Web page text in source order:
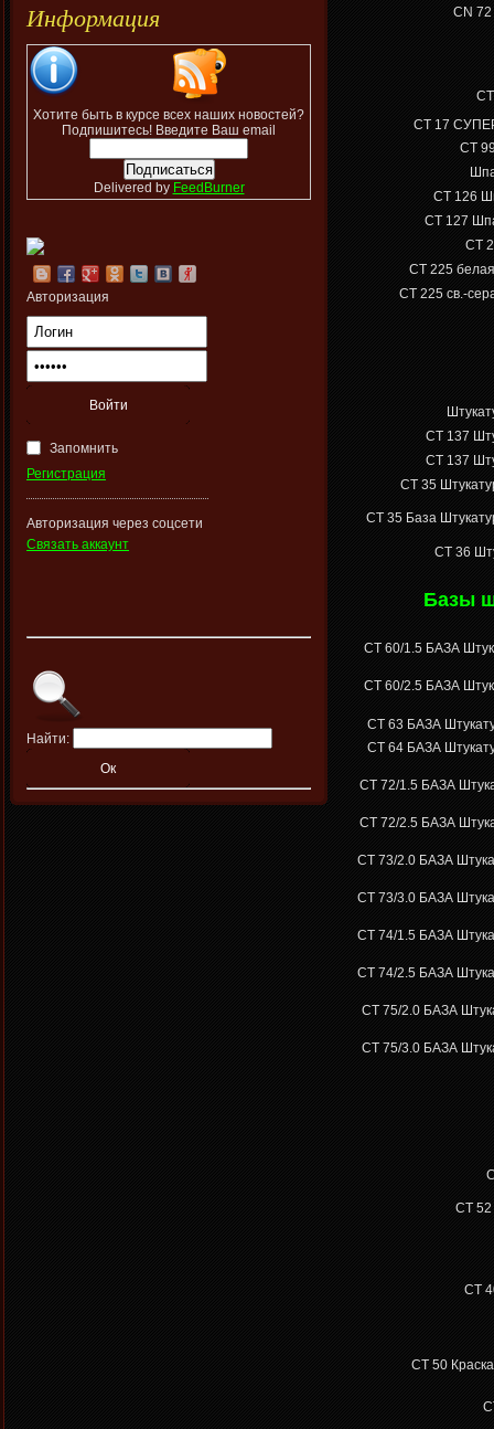
Информация
Хотите быть в курсе всех наших новостей?
Подпишитесь! Введите Ваш email
Delivered by FeedBurner
Авторизация
Запомнить
Регистрация
Авторизация через соцсети
Связать аккаунт
Найти:
СN 72
СТ 17
CT
CТ 126
СТ 127
СТ
СТ 225 белая
СТ 225 св.-
CT 137
CT 137
СТ 35
СТ 35 База
CT 36
Базы
CT 60/1.5 БАЗА
CT 60/2.5 БАЗА
CT 63 БАЗА
CT 64 БАЗА
CT 72/1.5 БАЗА
CT 72/2.5 БАЗА
CT 73/2.0 БАЗА
CT 73/3.0 БАЗА
CT 74/1.5 БАЗА
CT 74/2.5 БАЗА
CT 75/2.0 БАЗА
CT 75/3.0 БАЗА
CT
CT
CT 50